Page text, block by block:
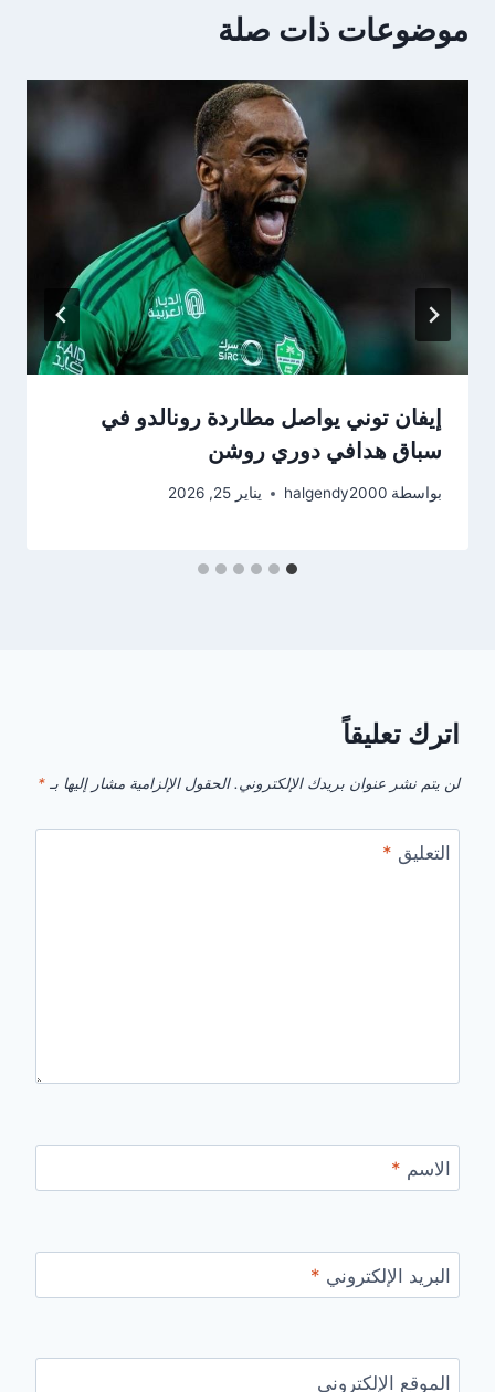
موضوعات ذات صلة
إيفان توني يواصل مطاردة رونالدو في
سباق هدافي دوري روشن
بواسطة halgendy2000 يناير 25, 2026
اترك تعليقاً
لن يتم نشر عنوان بريدك الإلكتروني. الحقول الإلزامية مشار إليها بـ *
التعليق *
الاسم *
البريد الإلكتروني *
الموقع الإلكتروني